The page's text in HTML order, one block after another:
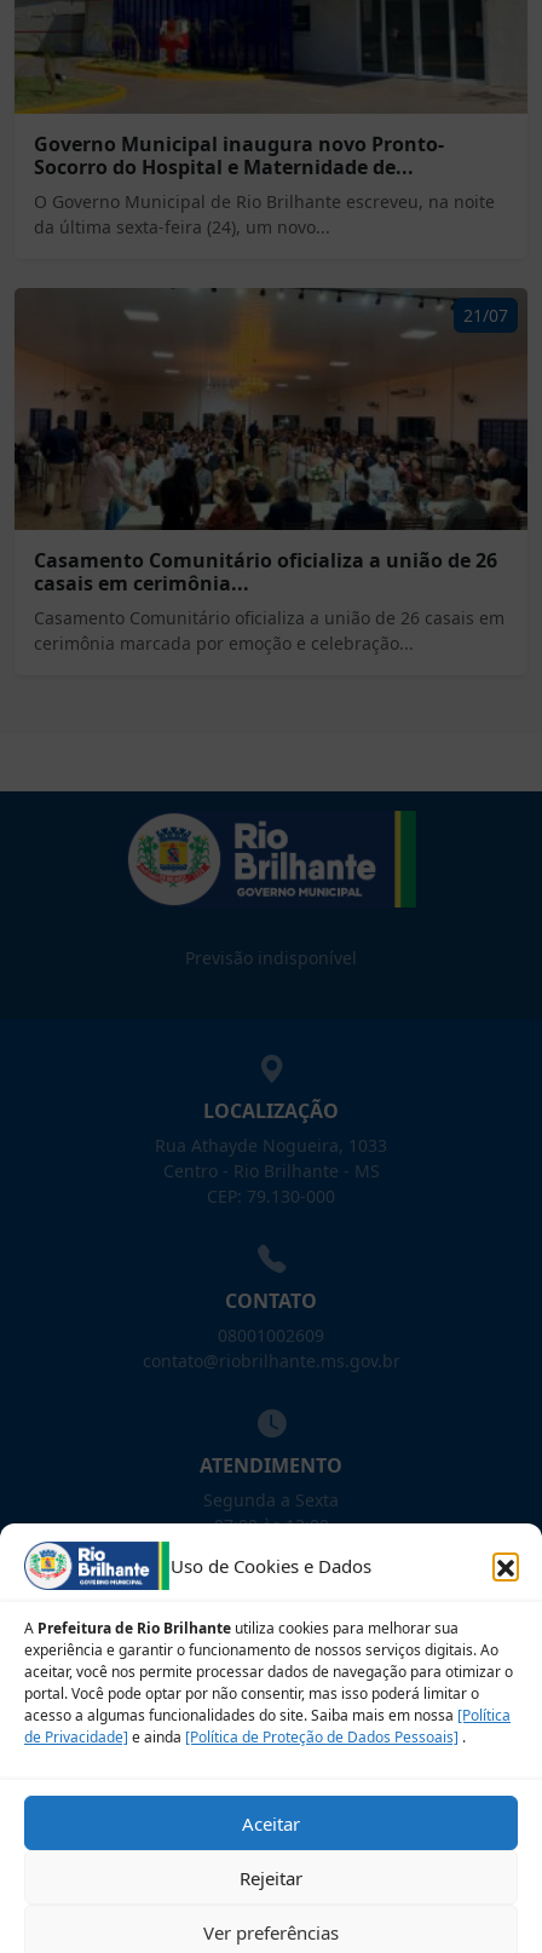
Uso de Cookies e Dados
A Prefeitura de Rio Brilhante utiliza cookies para melhorar sua
experiência e garantir o funcionamento de nossos serviços digitais. Ao
aceitar, você nos permite processar dados de navegação para otimizar o
portal. Você pode optar por não consentir, mas isso poderá limitar o
acesso a algumas funcionalidades do site. Saiba mais em nossa [Política
de Privacidade] e ainda [Política de Proteção de Dados Pessoais] .
Aceitar
Rejeitar
Ver preferências
Governo Municipal inaugura novo Pronto-
Socorro do Hospital e Maternidade de...
O Governo Municipal de Rio Brilhante escreveu, na noite
da última sexta-feira (24), um novo...
21/07
Casamento Comunitário oficializa a união de 26
casais em cerimônia...
Casamento Comunitário oficializa a união de 26 casais em
cerimônia marcada por emoção e celebração...
Previsão indisponível
LOCALIZAÇÃO
Rua Athayde Nogueira, 1033
Centro - Rio Brilhante - MS
CEP: 79.130-000
CONTATO
08001002609
contato@riobrilhante.ms.gov.br
ATENDIMENTO
Segunda a Sexta
07:00 às 13:00
NOSSAS REDES!
Siga para novidades
Sobre a LGPD
Perguntas frequentes
Avalie nosso site
03.681.582/0001-07